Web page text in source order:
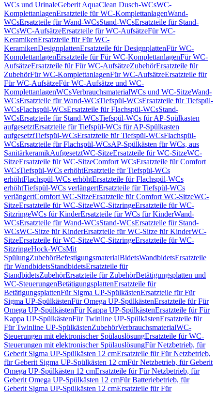
WCs und UrinaleGeberit AquaClean Dusch-WCsWC-
KomplettanlagenErsatzteile für WC-KomplettanlagenWand-
WCsErsatzteile für Wand-WCsStand-WCsErsatzteile für Stand-
WCsWC-AufsätzeErsatzteile für WC-AufsätzeFür WC-
KeramikenErsatzteile für Für WC-
KeramikenDesignplattenErsatzteile für DesignplattenFür WC-
KomplettanlagenErsatzteile für Für WC-KomplettanlagenFür WC-
AufsätzeErsatzteile für Für WC-AufsätzeZubehörErsatzteile für
ZubehörFür WC-KomplettanlagenFür WC-AufsätzeErsatzteile für
Für WC-AufsätzeFür WC-Aufsätze und WC-
KomplettanlagenWCsVerbrauchsmaterialWCs und WC-SitzeWand-
WCsErsatzteile für Wand-WCsTiefspül-WCsErsatzteile für Tiefspül-
WCsFlachspül-WCsErsatzteile für Flachspül-WCsStand-
WCsErsatzteile für Stand-WCsTiefspül-WCs für AP-Spülkasten
aufgesetztErsatzteile für Tiefspül-WCs für AP-Spülkasten
aufgesetztTiefspül-WCsErsatzteile für Tiefspül-WCsFlachspül-
WCsErsatzteile für Flachspül-WCsAP-Spülkästen für WCs, aus
SanitärkeramikAufgesetztWC-SitzeErsatzteile für WC-SitzeWC-
SitzeErsatzteile für WC-SitzeComfort WCsErsatzteile für Comfort
WCsTiefspül-WCs erhöhtErsatzteile für Tiefspül-WCs
erhöhtFlachspül-WCs erhöhtErsatzteile für Flachspül-WCs
erhöhtTiefspül-WCs verlängertErsatzteile für Tiefspül-WCs
verlängertComfort WC-SitzeErsatzteile für Comfort WC-SitzeWC-
SitzeErsatzteile für WC-SitzeWC-SitzringeErsatzteile für WC-
SitzringeWCs für KinderErsatzteile für WCs für KinderWand-
WCsErsatzteile für Wand-WCsStand-WCsErsatzteile für Stand-
WCsWC-Sitze für KinderErsatzteile für WC-Sitze für KinderWC-
SitzeErsatzteile für WC-SitzeWC-SitzringeErsatzteile für WC-
SitzringeHock-WCsMit
SpülungZubehörBefestigungsmaterialBidetsWandbidetsErsatzteile
für WandbidetsStandbidetsErsatzteile für
StandbidetsZubehörErsatzteile für ZubehörBetätigungsplatten und
WC-SteuerungenBetätigungsplattenErsatzteile für
BetätigungsplattenFür Sigma UP-SpülkästenErsatzteile für Für
Sigma UP-SpülkästenFür Omega UP-SpülkästenErsatzteile für Für
Omega UP-SpülkästenFür Kappa UP-SpülkästenErsatzteile für Für
Kappa UP-SpülkästenFür Twinline UP-SpülkästenErsatzteile für
Für Twinline UP-SpülkästenZubehörVerbrauchsmaterialWC-
Steuerungen mit elektronischer SpülauslösungErsatzteile für WC-
Steuerungen mit elektronischer SpülauslösungFür Netzbetrieb, für
Geberit Sigma UP-Spülkästen 12 cmErsatzteile für Für Netzbetrieb,
für Geberit Sigma UP-Spülkästen 12 cmFür Netzbetrieb, für Geberit
Omega UP-Spülkästen 12 cmErsatzteile für Für Netzbetrieb, für
Geberit Omega UP-Spülkästen 12 cmFür Batteriebetrieb, für
Geberit Sigma UP-Spülkästen 12 cmErsatzteile für Für